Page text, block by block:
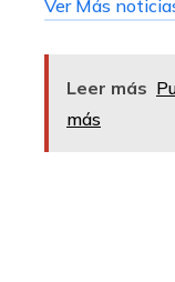
Ver Más
Leer más
más